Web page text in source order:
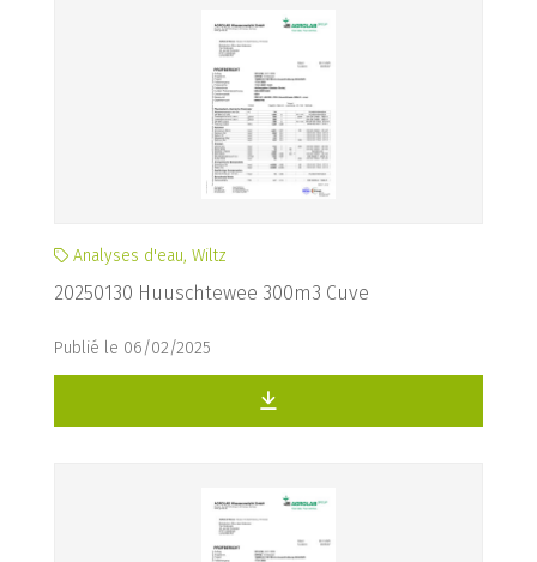
Analyses d'eau, Wiltz
20250130 Huuschtewee 300m3 Cuve
Publié le 06/02/2025